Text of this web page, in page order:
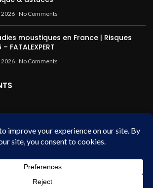
2026 No Comments
moustiques en France | Risques
FATALEXPERT
2026 No Comments